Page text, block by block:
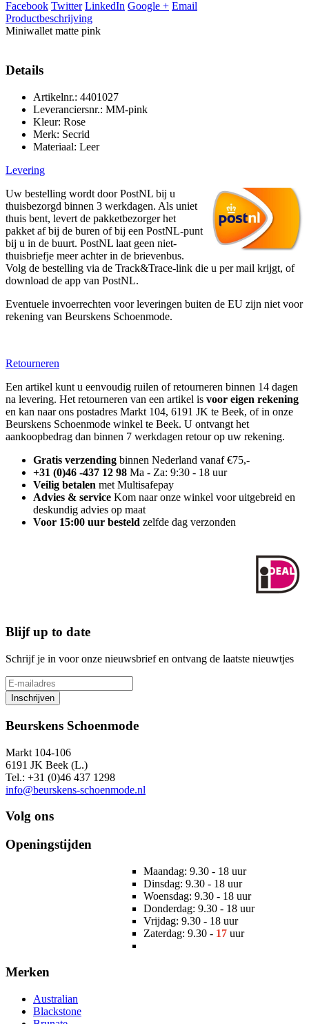
Facebook Twitter LinkedIn Google + Email
Productbeschrijving
Miniwallet matte pink
Details
Artikelnr.: 4401027
Leveranciersnr.: MM-pink
Kleur: Rose
Merk: Secrid
Materiaal: Leer
Levering
Uw bestelling wordt door PostNL bij u
thuisbezorgd binnen 3 werkdagen. Als uniet
thuis bent, levert de pakketbezorger het
pakket af bij de buren of bij een PostNL-punt
bij u in de buurt. PostNL laat geen niet-
thuisbriefje meer achter in de brievenbus.
Volg de bestelling via de Track&Trace-link die u per mail krijgt, of
download de app van PostNL.
Eventuele invoerrechten voor leveringen buiten de EU zijn niet voor
rekening van Beurskens Schoenmode.
Retourneren
Een artikel kunt u eenvoudig ruilen of retourneren binnen 14 dagen
na levering. Het retourneren van een artikel is voor eigen rekening
en kan naar ons postadres Markt 104, 6191 JK te Beek, of in onze
Beurskens Schoenmode winkel te Beek. U ontvangt het
aankoopbedrag dan binnen 7 werkdagen retour op uw rekening.
Gratis verzending binnen Nederland vanaf €75,-
+31 (0)46 -437 12 98 Ma - Za: 9:30 - 18 uur
Veilig betalen met Multisafepay
Advies & service Kom naar onze winkel voor uitgebreid en
deskundig advies op maat
Voor 15:00 uur besteld zelfde dag verzonden
Blijf up to date
Schrijf je in voor onze nieuwsbrief en ontvang de laatste nieuwtjes
Inschrijven
Beurskens Schoenmode
Markt 104-106
6191 JK Beek (L.)
Tel.: +31 (0)46 437 1298
info@beurskens-schoenmode.nl
Volg ons
Openingstijden
Maandag: 9.30 - 18 uur
Dinsdag: 9.30 - 18 uur
Woensdag: 9.30 - 18 uur
Donderdag: 9.30 - 18 uur
Vrijdag: 9.30 - 18 uur
Zaterdag: 9.30 - 17 uur
Merken
Australian
Blackstone